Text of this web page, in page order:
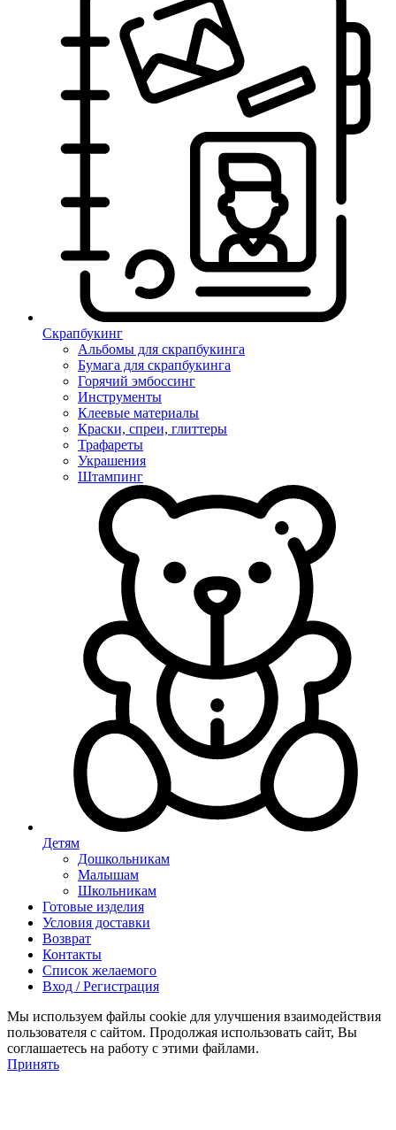
Скрапбукинг
Альбомы для скрапбукинга
Бумага для скрапбукинга
Горячий эмбоссинг
Инструменты
Клеевые материалы
Краски, спреи, глиттеры
Трафареты
Украшения
Штампинг
Детям
Дошкольникам
Малышам
Школьникам
Готовые изделия
Условия доставки
Возврат
Контакты
Список желаемого
Вход / Регистрация
Мы используем файлы cookie для улучшения взаимодействия
пользователя с сайтом. Продолжая использовать сайт, Вы
соглашаетесь на работу с этими файлами.
Принять